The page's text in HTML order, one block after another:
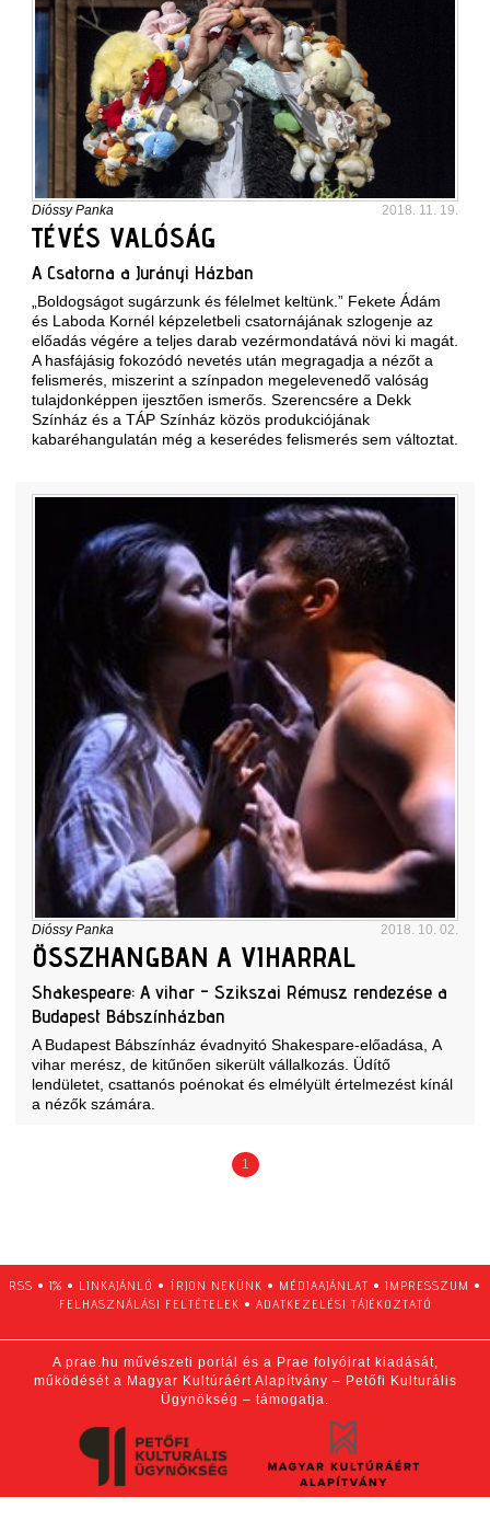
Dióssy Panka 2018. 11. 19.
TÉVÉS VALÓSÁG
A Csatorna a Jurányi Házban
„Boldogságot sugárzunk és félelmet keltünk.” Fekete Ádám
és Laboda Kornél képzeletbeli csatornájának szlogenje az
előadás végére a teljes darab vezérmondatává növi ki magát.
A hasfájásig fokozódó nevetés után megragadja a nézőt a
felismerés, miszerint a színpadon megelevenedő valóság
tulajdonképpen ijesztően ismerős. Szerencsére a Dekk
Színház és a TÁP Színház közös produkciójának
kabaréhangulatán még a keserédes felismerés sem változtat.
Dióssy Panka 2018. 10. 02.
ÖSSZHANGBAN A VIHARRAL
Shakespeare: A vihar - Szikszai Rémusz rendezése a
Budapest Bábszínházban
A Budapest Bábszínház évadnyitó Shakespare-előadása, A
vihar merész, de kitűnően sikerült vállalkozás. Üdítő
lendületet, csattanós poénokat és elmélyült értelmezést kínál
a nézők számára.
1
RSS • 1% • LINKAJÁNLÓ • ÍRJON NEKÜNK • MÉDIAAJÁNLAT • IMPRESSZUM •
FELHASZNÁLÁSI FELTÉTELEK • ADATKEZELÉSI TÁJÉKOZTATÓ
A prae.hu művészeti portál és a Prae folyóirat kiadását,
működését a Magyar Kultúráért Alapítvány – Petőfi Kulturális
Ügynökség – támogatja.